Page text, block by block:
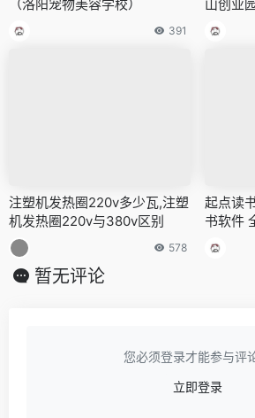
（洛阳宠物美容学校）
391
山创业园
注塑机发热圈220v多少瓦,注塑
机发热圈220v与380v区别
578
起点读
书软件
暂无评论
您必须登录才能参与评论
立即登录